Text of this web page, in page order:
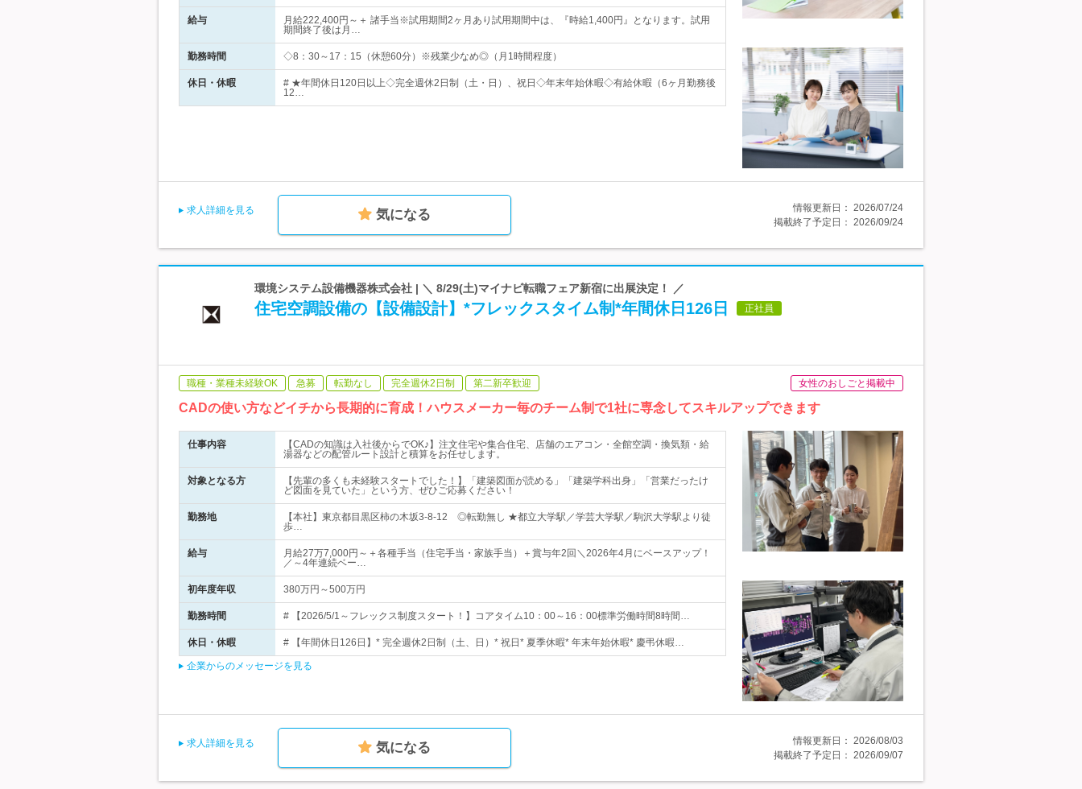
給与
月給222,400円～＋ 諸手当※試用期間2ヶ月あり試用期間中は、『時給1,400円』となります。試用
期間終了後は月…
勤務時間 ◇8：30～17：15（休憩60分）※残業少なめ◎（月1時間程度）
休日・休暇
# ★年間休日120日以上◇完全週休2日制（土・日）、祝日◇年末年始休暇◇有給休暇（6ヶ月勤務後
12…
求人詳細を見る 気になる 情報更新日： 2026/07/24
掲載終了予定日： 2026/09/24
環境システム設備機器株式会社 | ＼ 8/29(土)マイナビ転職フェア新宿に出展決定！ ／
住宅空調設備の【設備設計】*フレックスタイム制*年間休日126日 正社員
職種・業種未経験OK 急募 転勤なし 完全週休2日制 第二新卒歓迎 女性のおしごと掲載中
CADの使い方などイチから長期的に育成！ハウスメーカー毎のチーム制で1社に専念してスキルアップできます
仕事内容
【CADの知識は入社後からでOK♪】注文住宅や集合住宅、店舗のエアコン・全館空調・換気類・給
湯器などの配管ルート設計と積算をお任せします。
対象となる方
【先輩の多くも未経験スタートでした！】「建築図面が読める」「建築学科出身」「営業だったけ
ど図面を見ていた」という方、ぜひご応募ください！
勤務地
【本社】東京都目黒区柿の木坂3-8-12 ◎転勤無し ★都立大学駅／学芸大学駅／駒沢大学駅より徒
歩…
給与
月給27万7,000円～＋各種手当（住宅手当・家族手当）＋賞与年2回＼2026年4月にベースアップ！
／～4年連続ベー…
初年度年収 380万円～500万円
勤務時間 # 【2026/5/1～フレックス制度スタート！】コアタイム10：00～16：00標準労働時間8時間…
休日・休暇 # 【年間休日126日】* 完全週休2日制（土、日）* 祝日* 夏季休暇* 年末年始休暇* 慶弔休暇…
企業からのメッセージを見る
求人詳細を見る 気になる 情報更新日： 2026/08/03
掲載終了予定日： 2026/09/07